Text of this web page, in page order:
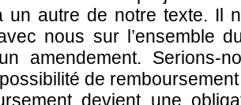
un autre de notre texte. Il
nous sur l’ensemble
amendement. Serions-
de
devient une